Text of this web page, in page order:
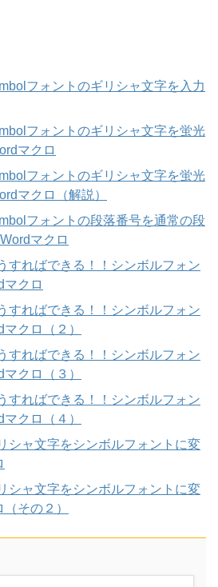
フォントのギリシャ文字を入力
フォントのギリシャ文字を蛍光
マクロ
フォントのギリシャ文字を蛍光
マクロ（解説）
フォントの段落番号を通常の段
マクロ
すればできる！！シンボルフォン
マクロ
すればできる！！シンボルフォン
クロ（２）
すればできる！！シンボルフォン
クロ（３）
すればできる！！シンボルフォン
クロ（４）
シャ文字をシンボルフォントに変
シャ文字をシンボルフォントに変
その２）